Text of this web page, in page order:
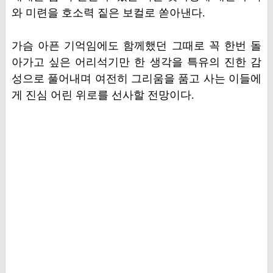
와 미련을 호소력 짙은 보컬로 쏟아낸다.
가슴 아픈 기억임에도 함께했던 그때로 꼭 한번 돌
아가고 싶은 어리석기만 한 생각을 특유의 진한 감
성으로 풀어내며 여전히 그리움을 품고 사는 이들에
게 진심 어린 위로를 선사할 전망이다.